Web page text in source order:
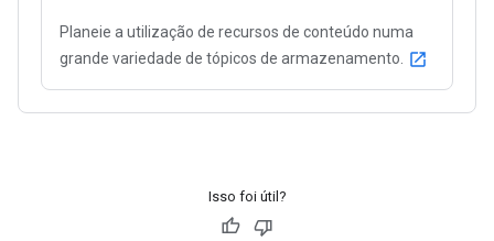
Planeie a utilização de recursos de conteúdo numa
grande variedade de tópicos de armazenamento.
open_in_new
Isso foi útil?